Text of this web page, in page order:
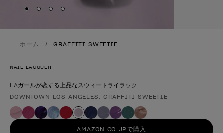
Skip to slide
Skip to slide
Skip to slide
Skip to slide
ホーム GRAFFITI SWEETIE
NAIL LACQUER
LAガールが恋する上品なスウィートライラック
製品形態
DOWNTOWN LOS ANGELES: GRAFFITI SWEETIE
AMAZON.CO.JPで購入